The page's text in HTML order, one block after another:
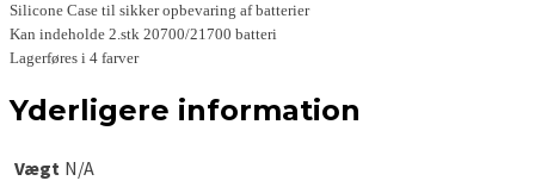
Silicone Case til sikker opbevaring af batterier
Kan indeholde 2.stk 20700/21700 batteri
Lagerføres i 4 farver
Yderligere information
Vægt N/A